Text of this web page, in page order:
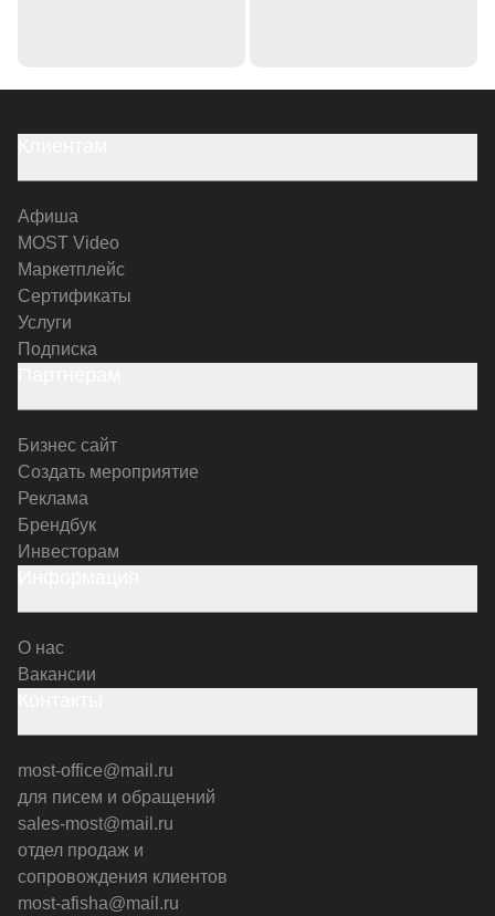
Афиша
MOST Video
Маркетплейс
Сертификаты
Услуги
Подписка
Бизнес сайт
Создать мероприятие
Реклама
Брендбук
Инвесторам
О нас
Вакансии
most-office@mail.ru
для писем и обращений
sales-most@mail.ru
отдел продаж и
сопровождения клиентов
most-afisha@mail.ru